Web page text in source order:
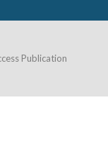
Publication